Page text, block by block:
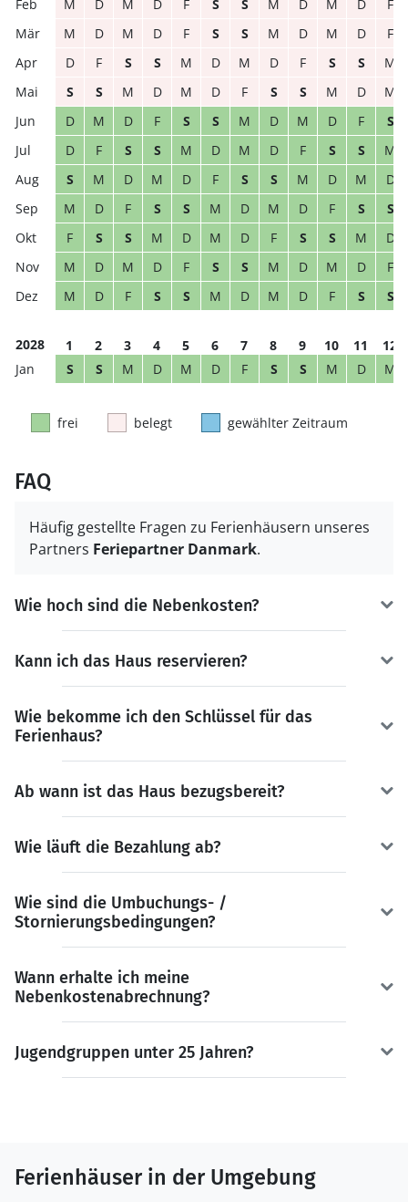
M D M D F S S M D M D
F
M
D M D F S S M D M D
F
D
F S S M D M D F S S
M
S
S M D M D F S S M D
M
D
M D F S S M D M D F
S
D
F S S M D M D F S S
M
S
M D M D F S S M D M
D
M
D F S S M D M D F S
S
F
S S M D M D F S S M
D
M
D M D F S S M D M D
F
M
D F S S M D M D F S S
2028 1 2 3 4 5 6 7 8 9 10 11
12
S
S M D M D F S S M D M
frei belegt gewählter Zeitraum
FAQ
Häufig gestellte Fragen zu Ferienhäusern unseres
Partners Feriepartner Danmark.
Wie hoch sind die Nebenkosten?
Kann ich das Haus reservieren?
Wie bekomme ich den Schlüssel für das
Ferienhaus?
Ab wann ist das Haus bezugsbereit?
Wie läuft die Bezahlung ab?
Wie sind die Umbuchungs- /
Stornierungsbedingungen?
Wann erhalte ich meine
Nebenkostenabrechnung?
Jugendgruppen unter 25 Jahren?
Ferienhäuser in der Umgebung